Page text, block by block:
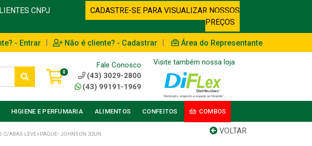
CNPJ
CADASTRE-SE PARA VISUALIZAR NOSSOS
PREÇOS
- Entrar | Não é cliente? - Cadastrar | Área do Representante
0
Fale Conosco
(43) 3029-2800
(43) 99191-1969
Visite também nossa loja
HIGIENE E PERFUMARIA ALIMENTOS CONFEITOS COMBOS
VOLTAR
C/ABAS LEVE+PAGUE- JOHNSON 32UN